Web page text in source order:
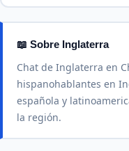
📖 Sobre Inglaterra
Chat de Inglaterra en
hispanohablantes en
española y
la región.